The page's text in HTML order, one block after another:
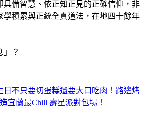
具備智慧、依正知正見的正確信仰，非
學積累與正統全真道法，在地四十餘年
」？
日不只要切蛋糕還要大口吃肉！路邊烤
宜蘭最Chill 壽星派對包場！